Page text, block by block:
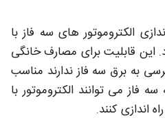
الکتروموتور های سه فاز با
این قابلیت برای مصارف خانگی
به برق سه فاز ندارند مناسب
فاز می توانند الکتروموتور با
اندازی کنند.